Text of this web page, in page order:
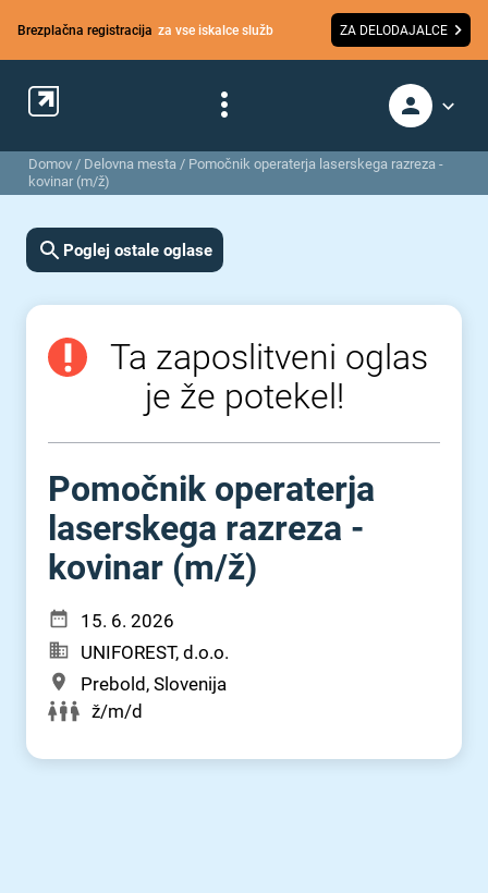
Brezplačna registracija za vse iskalce služb ZA DELODAJALCE
Domov / Delovna mesta / Pomočnik operaterja laserskega razreza -
kovinar (m/ž)
Poglej ostale oglase
Ta zaposlitveni oglas
je že potekel!
Pomočnik operaterja
laserskega razreza -
kovinar (m⁠/⁠ž)
15. 6. 2026
UNIFOREST, d.o.o.
Prebold, Slovenija
ž/m/d